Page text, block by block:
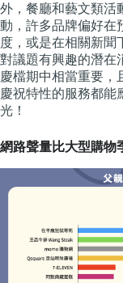
外，餐廳和藝文類活
動，許多品牌偏好在
度，或是在相關新聞
對議題有興趣的潛在
慶檔期中相當重要，
慶祝特性的服務都能
光！
網路聲量比大型購物